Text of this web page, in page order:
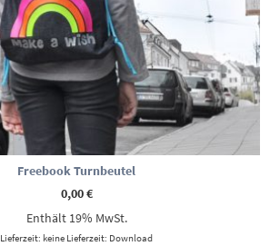
Freebook Turnbeutel
0,00€
Enthält 19% MwSt.
Lieferzeit: keine Lieferzeit: Download